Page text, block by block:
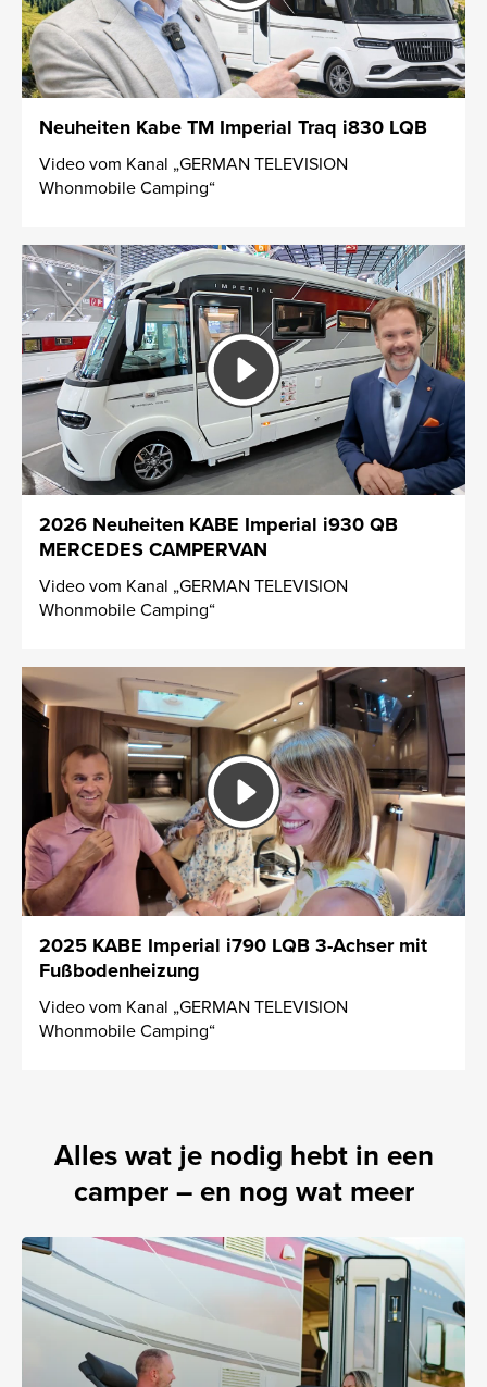
Neuheiten Kabe TM Imperial Traq i830 LQB
Video vom Kanal „GERMAN TELEVISION
Whonmobile Camping“
2026 Neuheiten KABE Imperial i930 QB
MERCEDES CAMPERVAN
Video vom Kanal „GERMAN TELEVISION
Whonmobile Camping“
2025 KABE Imperial i790 LQB 3-Achser mit
Fußbodenheizung
Video vom Kanal „GERMAN TELEVISION
Whonmobile Camping“
Alles wat je nodig hebt in een
camper – en nog wat meer